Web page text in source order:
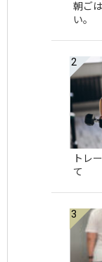
朝ご
い。
トレ
て